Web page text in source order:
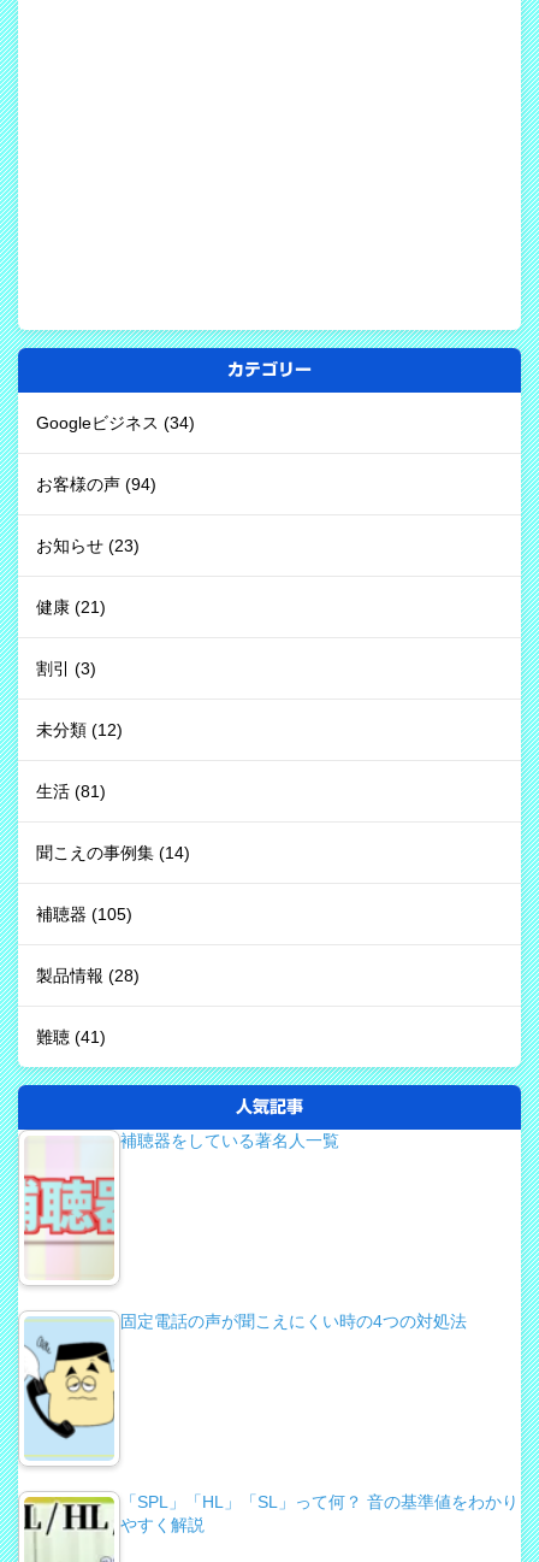
カテゴリー
Googleビジネス (34)
お客様の声 (94)
お知らせ (23)
健康 (21)
割引 (3)
未分類 (12)
生活 (81)
聞こえの事例集 (14)
補聴器 (105)
製品情報 (28)
難聴 (41)
人気記事
補聴器をしている著名人一覧
固定電話の声が聞こえにくい時の4つの対処法
「SPL」「HL」「SL」って何？ 音の基準値をわかり
やすく解説